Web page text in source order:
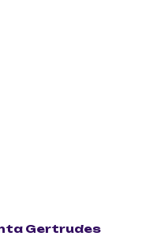
Gertrudes